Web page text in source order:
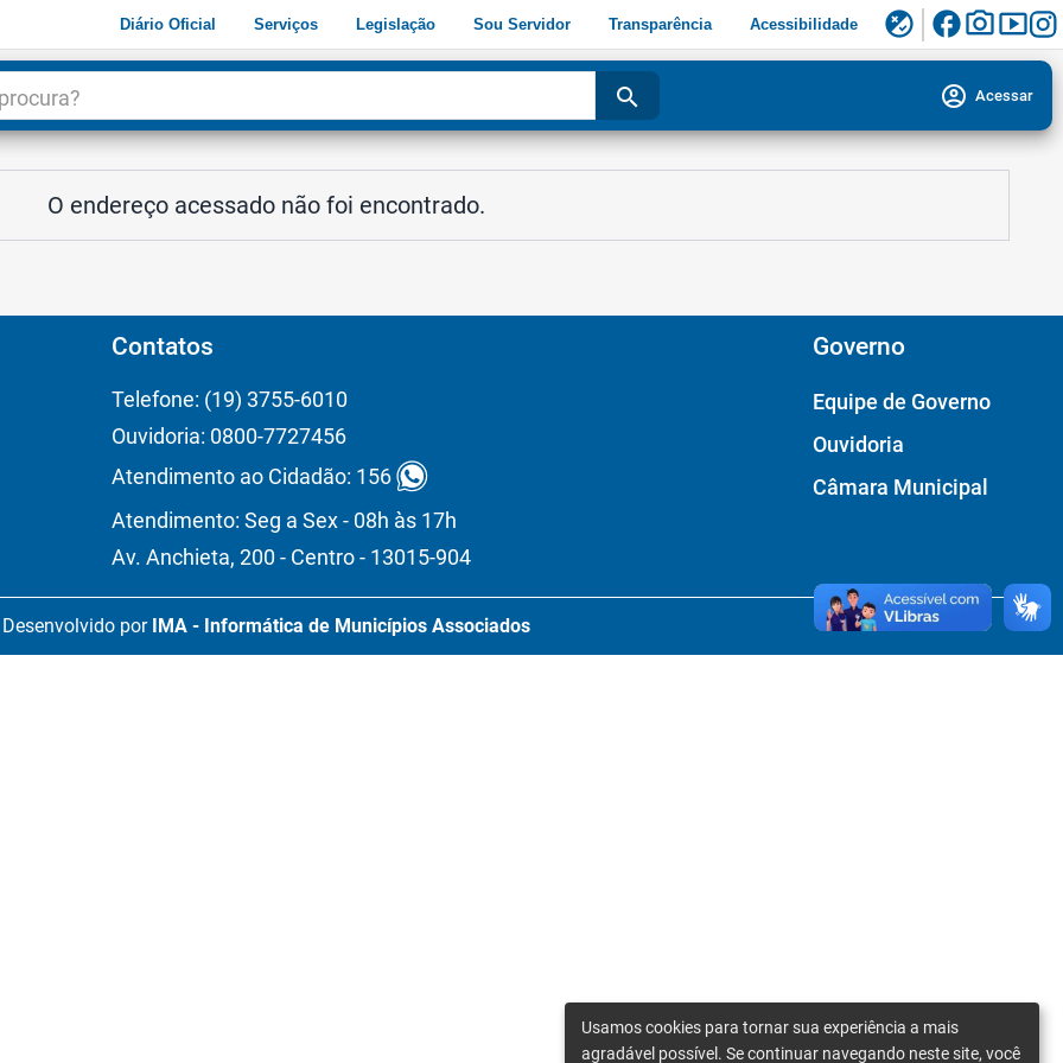
Diário Oficial Serviços Legislação Sou Servidor Transparência Acessibilidade flaky facebookphoto_camerasmart_display
search account_circle Acessar
O endereço acessado não foi encontrado.
Contatos
Telefone: (19) 3755-6010
Ouvidoria: 0800-7727456
Atendimento ao Cidadão: 156
Atendimento: Seg a Sex - 08h às 17h
Av. Anchieta, 200 - Centro - 13015-904
Governo
Equipe de Governo
Ouvidoria
Câmara Municipal
Desenvolvido por IMA - Informática de Municípios Associados
Usamos cookies para tornar sua experiência a mais
agradável possível. Se continuar navegando neste site, você